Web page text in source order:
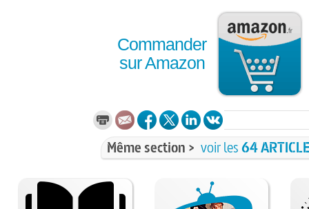
Commander
sur Amazon
Même section > voir les64